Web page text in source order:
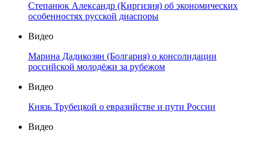
Степанюк Александр (Киргизия) об экономических
особенностях русской диаспоры
Видео
Марина Дадикозян (Болгария) о консолидации
российской молодёжи за рубежом
Видео
Князь Трубецкой о евразийстве и пути России
Видео